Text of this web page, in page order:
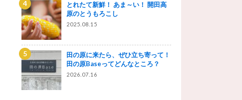
とれたて新鮮！ あま～い！ 開田高
原のとうもろこし
2025.08.15
田の原に来たら、ぜひ立ち寄って！
田の原Baseってどんなところ？
2026.07.16